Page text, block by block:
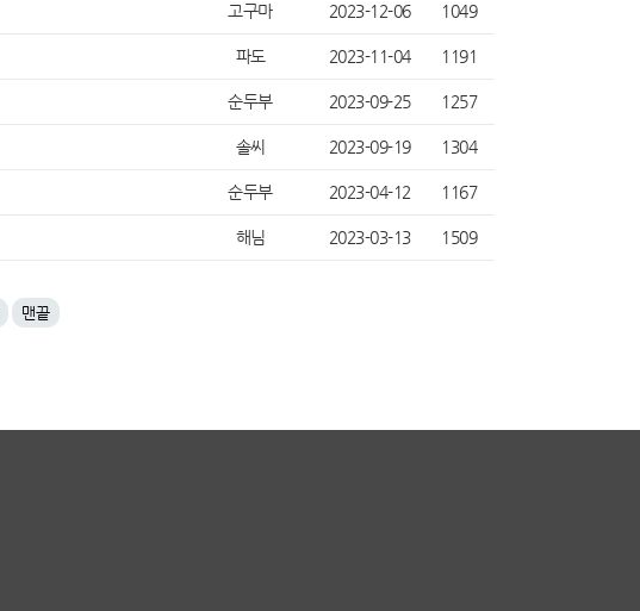
고구마 2023-12-06 1049
파도 2023-11-04 1191
순두부 2023-09-25 1257
솔씨 2023-09-19 1304
순두부 2023-04-12 1167
해님 2023-03-13 1509
맨끝